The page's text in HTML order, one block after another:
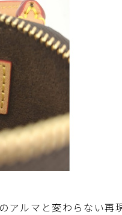
アルマと変わらない再